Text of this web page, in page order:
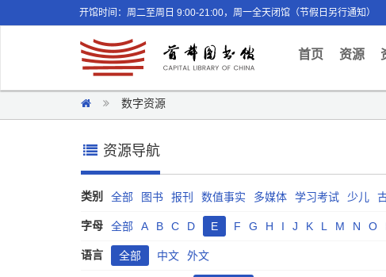
开馆时间：周二至周日 9:00-21:00，周一全天闭馆（节假日另行通知）
首页(current)
资源
数字资源
资源导航
类别 全部 图书 报刊 数值事实 多媒体 学习考试 少儿
字母 全部 A B C D E F G H I J K L M N O
语言 全部 中文 外文